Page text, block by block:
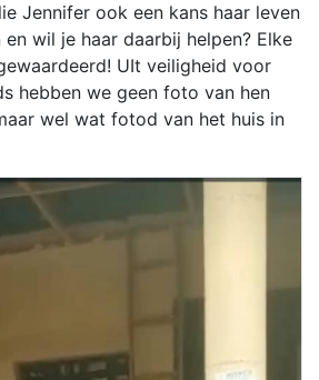
Jennifer ook een kans haar leven
wil je haar daarbij helpen? Elke
UIt veiligheid voor
hebben we geen foto van hen
wel wat fotod van het huis in